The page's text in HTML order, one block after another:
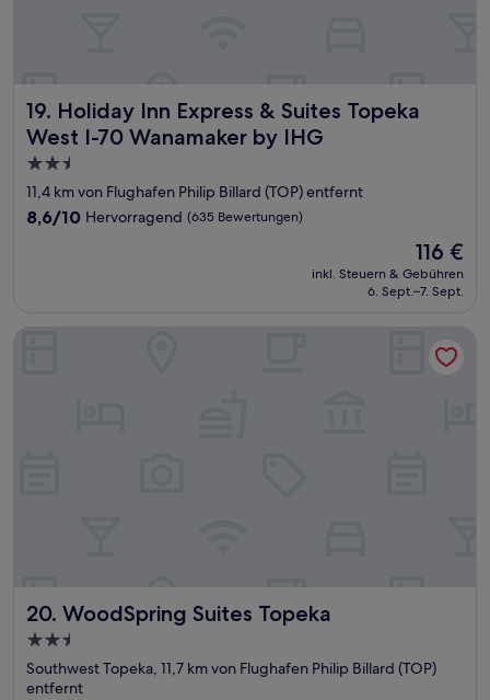
19. Holiday Inn Express & Suites Topeka
West I-70 Wanamaker by IHG
Holiday Inn Express & Suites Topeka West I-70
2.5-
Sterne-
Unterkunft
11,4 km von Flughafen Philip Billard (TOP) entfernt
8.6
8,6/10 Hervorragend (635 Bewertungen)
Der
Preis
beträgt
116 €
inkl. Steuern & Gebühren
6. Sept.–7. Sept.
20. WoodSpring Suites Topeka
WoodSpring Suites Topeka
2.5-
Sterne-
Unterkunft
Southwest Topeka, 11,7 km von Flughafen Philip Billard (TOP)
entfernt
WoodSpring Suites Topeka